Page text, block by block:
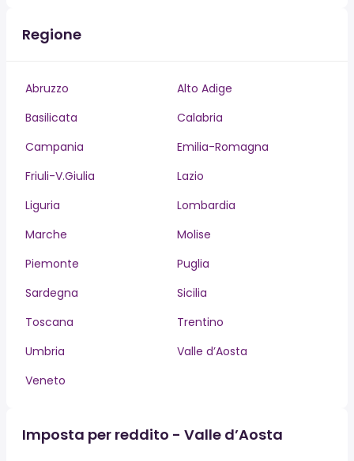
Regione
Abruzzo
Alto Adige
Basilicata
Calabria
Campania
Emilia-Romagna
Friuli-V.Giulia
Lazio
Liguria
Lombardia
Marche
Molise
Piemonte
Puglia
Sardegna
Sicilia
Toscana
Trentino
Umbria
Valle d’Aosta
Veneto
Imposta per reddito - Valle d’Aosta